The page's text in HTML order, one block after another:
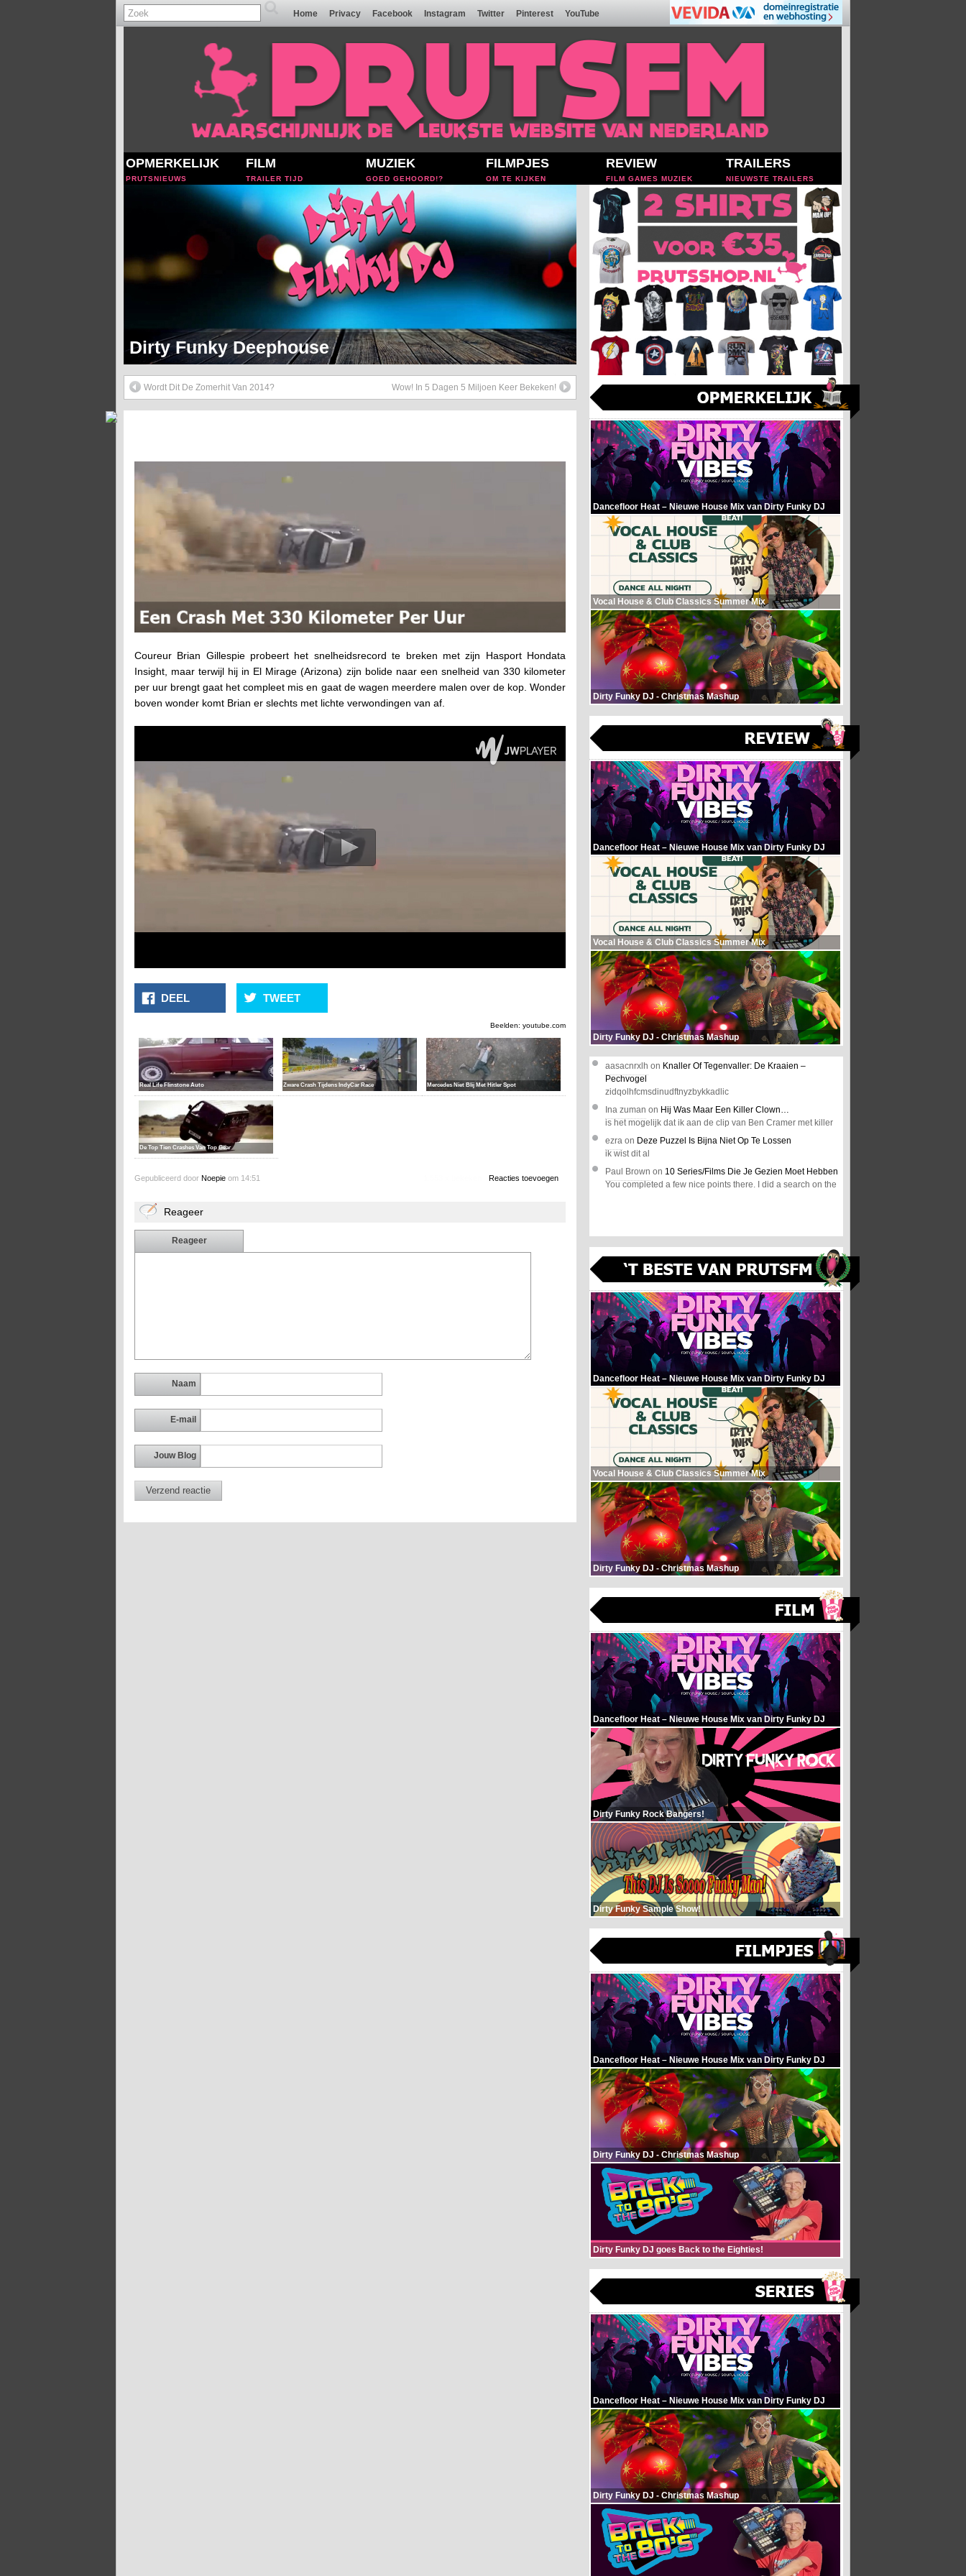
Home Privacy Facebook Instagram Twitter Pinterest YouTube
OPMERKELIJK
PRUTSNIEUWS
FILM
TRAILER TIJD
MUZIEK
GOED GEHOORD!?
FILMPJES
OM TE KIJKEN
REVIEW
FILM GAMES MUZIEK
TRAILERS
NIEUWSTE TRAILERS
Dirty Funky 90's Hip Hop Beats
Wordt Dit De Zomerhit Van 2014? Wow! In 5 Dagen 5 Miljoen Keer Bekeken!
Coureur Brian Gillespie probeert het snelheidsrecord te breken met zijn Hasport Hondata
Insight, maar terwijl hij in El Mirage (Arizona) zijn bolide naar een snelheid van 330 kilometer
per uur brengt gaat het compleet mis en gaat de wagen meerdere malen over de kop. Wonder
boven wonder komt Brian er slechts met lichte verwondingen van af.
DEEL TWEET
Beelden: youtube.com
Real Life Flinstone Auto Zware Crash Tijdens IndyCar Race Mercedes Niet Blij Met Hitler Spot
De Top Tien Crashes Van Top Gear
Gepubliceerd door Noepie om 14:51 Reacties toevoegen
Reageer
Reageer
Naam
E-mail
Jouw Blog
Dancefloor Heat – Nieuwe House Mix van Dirty Funky DJ
Vocal House & Club Classics Summer Mix
Dirty Funky DJ - Christmas Mashup
Dancefloor Heat – Nieuwe House Mix van Dirty Funky DJ
Vocal House & Club Classics Summer Mix
Dirty Funky DJ - Christmas Mashup
aasacnrxlh on Knaller Of Tegenvaller: De Kraaien –
Pechvogel
zidqolhfcmsdinudftnyzbykkadlic
Ina zuman on Hij Was Maar Een Killer Clown…
is het mogelijk dat ik aan de clip van Ben Cramer met killer
ezra on Deze Puzzel Is Bijna Niet Op Te Lossen
ik wist dit al
Paul Brown on 10 Series/Films Die Je Gezien Moet Hebben
You completed a few nice points there. I did a search on the
Dancefloor Heat – Nieuwe House Mix van Dirty Funky DJ
Vocal House & Club Classics Summer Mix
Dirty Funky DJ - Christmas Mashup
Dancefloor Heat – Nieuwe House Mix van Dirty Funky DJ
Dirty Funky Rock Bangers!
Dirty Funky Sample Show!
Dancefloor Heat – Nieuwe House Mix van Dirty Funky DJ
Dirty Funky DJ - Christmas Mashup
Dirty Funky DJ goes Back to the Eighties!
Dancefloor Heat – Nieuwe House Mix van Dirty Funky DJ
Dirty Funky DJ - Christmas Mashup